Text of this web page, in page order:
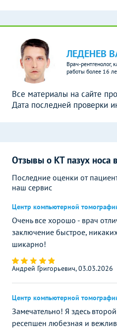
ЛЕДЕНЕВ
Врач-рентгенолог,
работы более 16
Все материалы на сайте
Дата последней проверки
Отзывы о КТ пазух
Последние оценки от
наш сервис
Центр компьютерной
Очень все хорошо - врач
заключение быстрое,
шикарно!
Андрей Григорьевич, 03.03.2026
Центр компьютерной
Замечательно! Я здесь
ресепшен любезная и